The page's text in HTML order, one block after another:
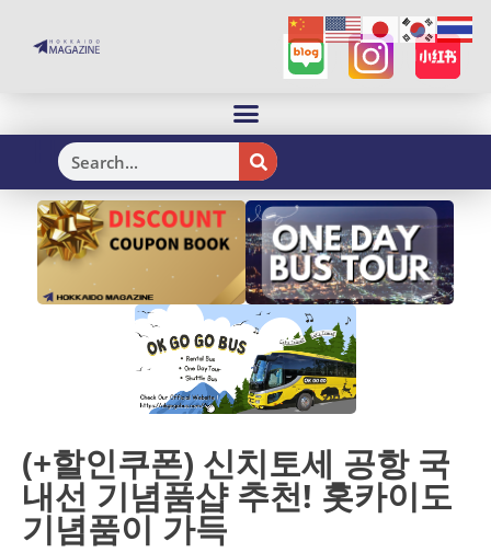
H
(+할인쿠폰) 신치토세 공항 국
내선 기념품샵 추천! 홋카이도
기념품이 가득